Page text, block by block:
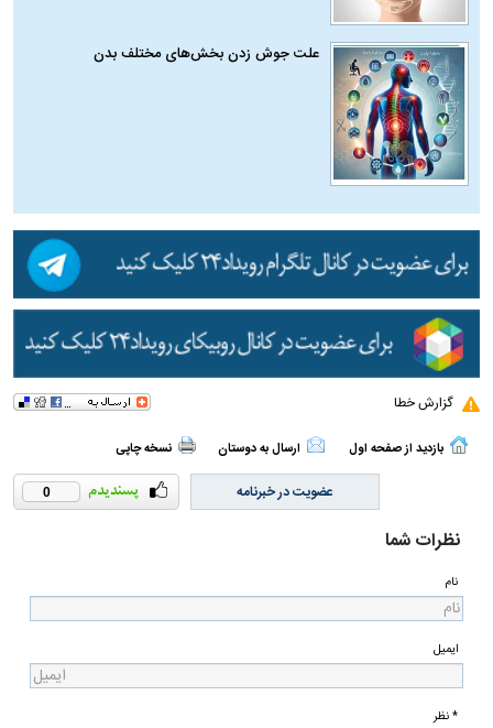
علت جوش زدن بخش‌های مختلف بدن
گزارش خطا
بازدید از صفحه اول ارسال به دوستان نسخه چاپی
0 عضویت در خبرنامه
نظرات شما
نام
ایمیل
* نظر